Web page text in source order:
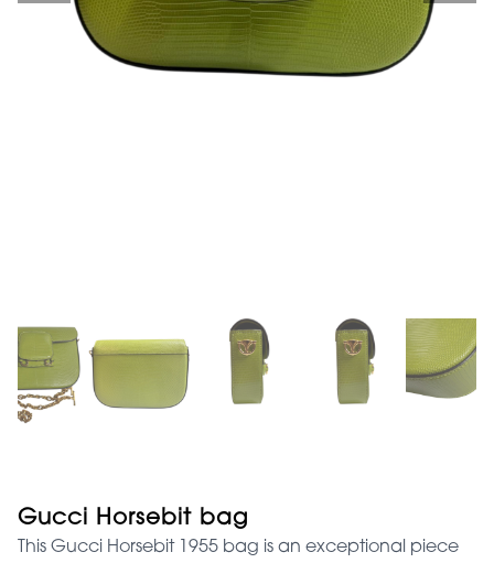
Gucci Horsebit bag
This Gucci Horsebit 1955 bag is an exceptional piece